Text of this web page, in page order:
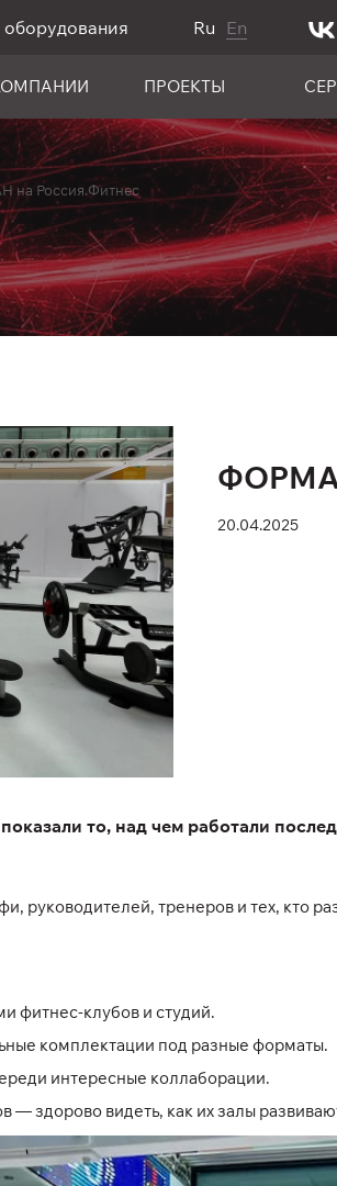
Ru En
ПРОЕКТЫ
на Россия.Фитнес
20.04.2025
то, над чем работали
руководителей, тренеров и тех, кто
фитнес-клубов и студий.
комплектации под разные форматы.
интересные коллаборации.
— здорово видеть, как их залы